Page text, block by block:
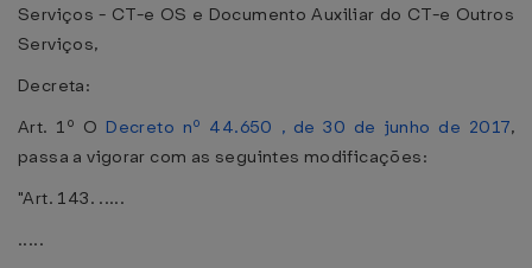
Serviços - CT-e OS e Documento Auxiliar do CT-e Outros
Serviços,
Decreta:
Art. 1º O Decreto nº 44.650 , de 30 de junho de 2017,
passa a vigorar com as seguintes modificações:
"Art. 143. .....
.....